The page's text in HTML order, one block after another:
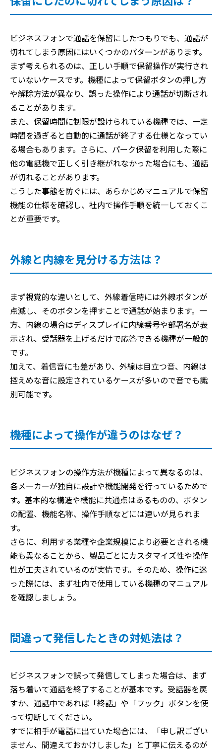
ビジネスフォンで通話を保留にしたつもりでも、通話が
切れてしまう原因にはいくつかのパターンがあります。
まず考えられるのは、正しい手順で保留操作が実行され
ていないケースです。機種によって保留ボタンの押し方
や解除方法が異なり、誤った操作により通話が切断され
ることがあります。
また、保留時間に制限が設けられている機種では、一定
時間を過ぎると自動的に通話が終了する仕様となってい
る場合もあります。さらに、パーク保留を利用した際に
他の電話機で正しく引き継がれなかった場合にも、通話
が切れることがあります。
こうした事態を防ぐには、あらかじめマニュアルで保留
機能の仕様を確認し、社内で操作手順を統一しておくこ
とが重要です。
外線と内線を見分ける方法は？
まず視覚的な違いとして、外線着信時には外線ボタンが
点滅し、そのボタンを押すことで通話が始まります。一
方、内線の場合はディスプレイに内線番号や部署名が表
示され、受話器を上げるだけで応答できる機種が一般的
です。
加えて、着信音にも差があり、外線は目立つ音、内線は
控えめな音に設定されているケースが多いので音でも識
別可能です。
機種によって操作が違うのはなぜ？
ビジネスフォンの操作方法が機種によって異なるのは、
各メーカーが独自に設計や機能開発を行っているためで
す。基本的な構造や機能に共通点はあるものの、ボタン
の配置、機能名称、操作手順などには違いが見られま
す。
さらに、利用する業種や企業規模により必要とされる機
能も異なることから、製品ごとにカスタマイズ性や操作
性が工夫されているのが実情です。そのため、操作に迷
った際には、まず社内で使用している機種のマニュアル
を確認しましょう。
間違って発信したときの対処法は？
ビジネスフォンで誤って発信してしまった場合は、まず
落ち着いて通話を終了することが基本です。受話器を戻
すか、通話中であれば「終話」や「フック」ボタンを使
って切断してください。
すでに相手が電話に出ていた場合には、「申し訳ござい
ません、間違えておかけしました」と丁寧に伝えるのが